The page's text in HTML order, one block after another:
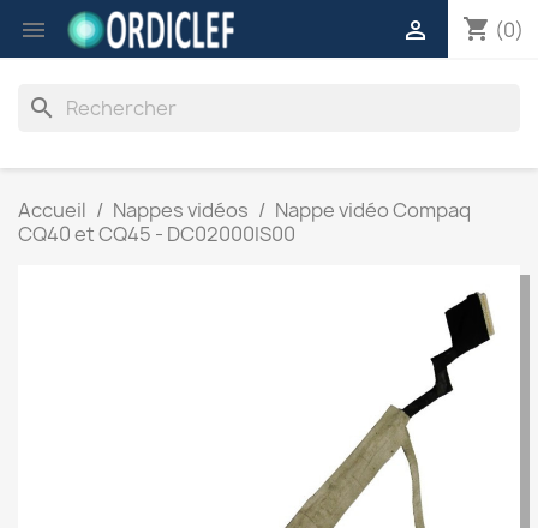
 shopping_cart (0)

search
Accueil Nappes vidéos
Nappe vidéo Compaq
CQ40 et CQ45 - DC02000IS00